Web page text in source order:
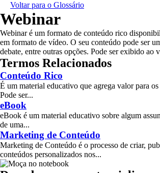
Voltar para o Glossário
Webinar
Webinar é um formato de conteúdo rico
em formato de vídeo. O seu conteúdo pode ser
debate, entre outras opções. Pode ser exibido ao
Termos Relacionados
Conteúdo Rico
É um material educativo que agrega valor para
Pode ser...
eBook
eBook é um material educativo sobre algum
de uma...
Marketing de Conteúdo
Marketing de Conteúdo é o processo de criar,
conteúdos personalizados nos...